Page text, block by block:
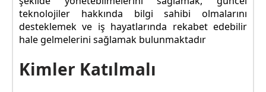
teknolojiler hakkında bilgi sahibi olmalarını
desteklemek ve iş hayatlarında rekabet edebilir
hale gelmelerini sağlamak bulunmaktadır
Kimler Katılmalı